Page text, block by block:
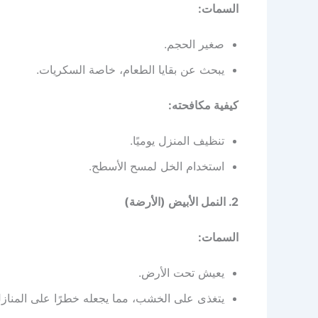
السمات:
صغير الحجم.
يبحث عن بقايا الطعام، خاصة السكريات.
كيفية مكافحته:
تنظيف المنزل يوميًا.
استخدام الخل لمسح الأسطح.
2. النمل الأبيض (الأرضة)
السمات:
يعيش تحت الأرض.
يتغذى على الخشب، مما يجعله خطرًا على